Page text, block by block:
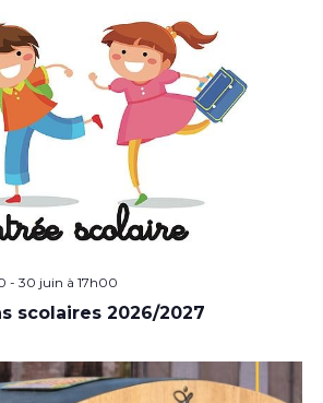
- 30 juin à 17h00
scolaires 2026/2027